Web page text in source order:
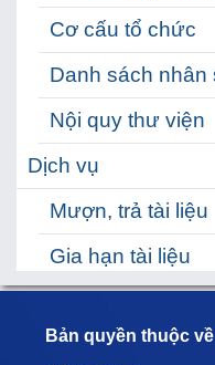
Cơ cấu tổ chức
Danh sách nhân
Nội quy thư viện
Dịch vụ
Mượn, trả tài liệu
Gia hạn tài liệu
Hỗ trợ
Bản quyền thuộc